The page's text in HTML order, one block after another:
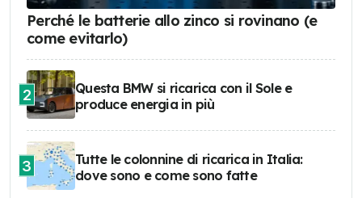
Perché le batterie allo zinco si rovinano (e
come evitarlo)
2
Questa BMW si ricarica con il Sole e
produce energia in più
3
Tutte le colonnine di ricarica in Italia:
dove sono e come sono fatte